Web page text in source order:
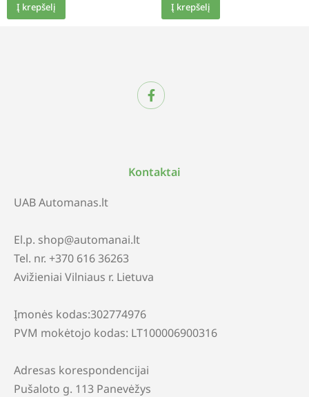
Į krepšelį
Į krepšelį
Kontaktai
UAB Automanas.lt
El.p. shop@automanai.lt
Tel. nr. +370 616 36263
Avižieniai Vilniaus r. Lietuva
Įmonės kodas:302774976
PVM mokėtojo kodas: LT100006900316
Adresas korespondencijai
Pušaloto g. 113 Panevėžys